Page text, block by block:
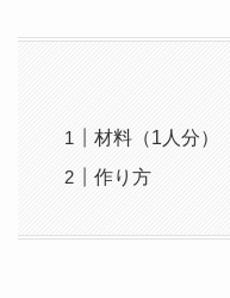
材料（1人分）
作り方